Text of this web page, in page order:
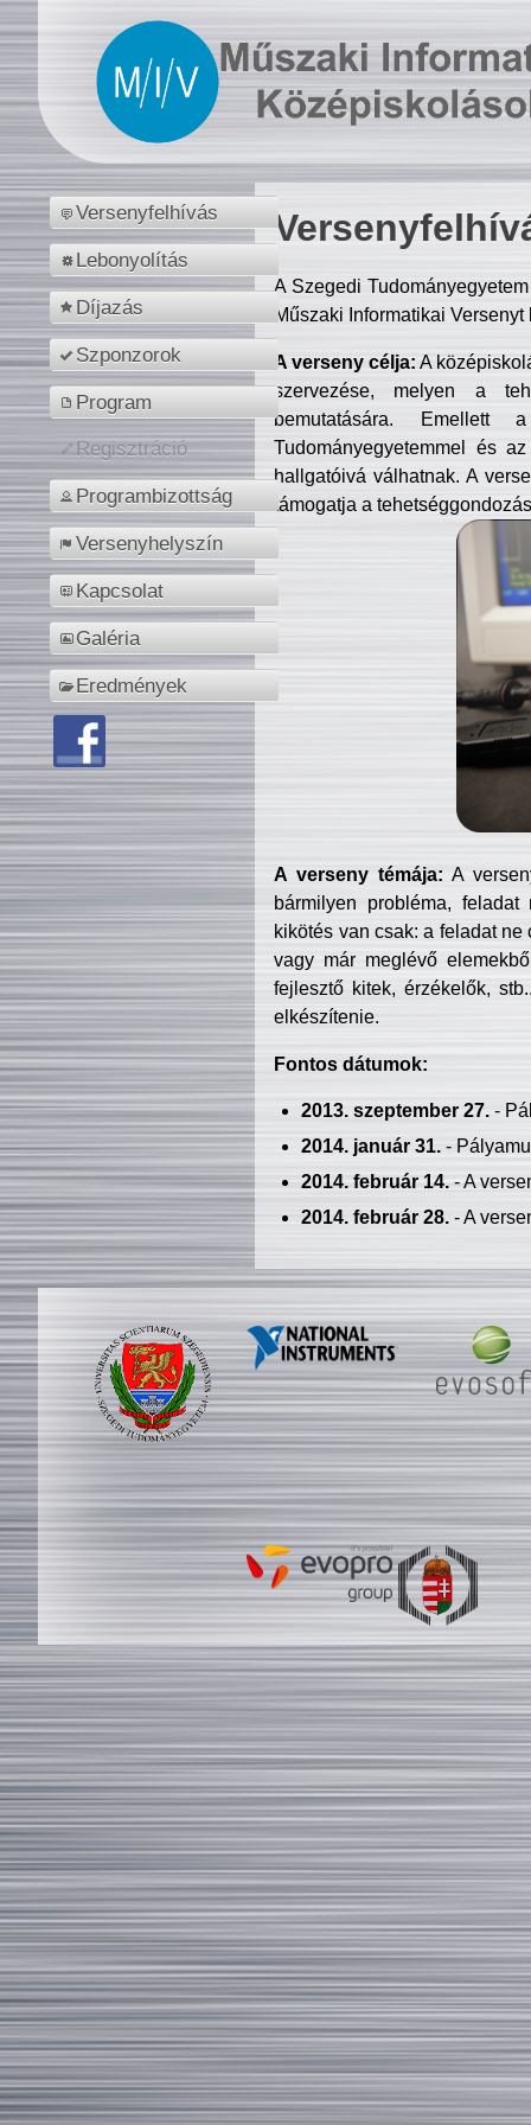
Versenyfelhívás
Lebonyolítás
Díjazás
Szponzorok
Program
Regisztráció
Programbizottság
Versenyhelyszín
Kapcsolat
Galéria
Eredmények
A Szegedi
Műszaki Informatikai
A verseny célja: A
szervezése, melyen a
bemutatására. Emellett
Tudományegyetemmel és
hallgatóivá válhatnak. A
támogatja a
A verseny témája: A
bármilyen probléma, feladat
kikötés van csak: a feladat
vagy már meglévő
fejlesztő kitek, érzékelők,
elkészítenie.
Fontos dátumok:
2013. szeptember 27.-
2014. január 31.-
2014. február 14.- A
2014. február 28.- A